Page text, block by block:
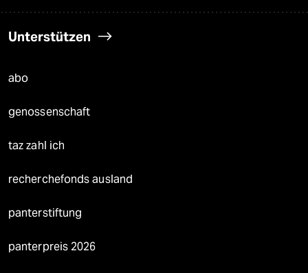
Unterstützen
abo
genossenschaft
taz zahl ich
recherchefonds ausland
panterstiftung
panterpreis 2026